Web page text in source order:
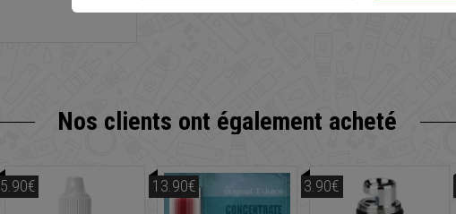
Nos clients ont également acheté
5.90€ 13.90€ 3.90€